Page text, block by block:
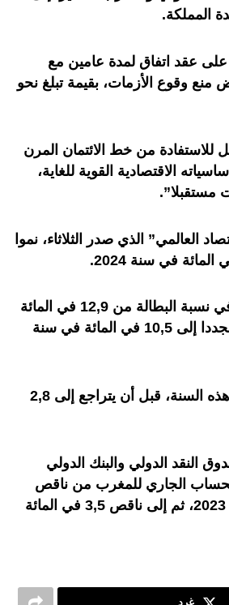
المملكة.
على عقد اتفاق لمدة عامين مع
وقوع الأزمات، بقيمة تبلغ نحو
من خط الائتمان المرن
الاقتصادیة القویة للغایة،
مستقبلا”.
العالمي” الذي صدر الثلاثاء، نموا
من جانب آخر، تتوقع مؤسسة “بريتون وودز” انخفاضا في نسبة البطالة من 12,9 في المائة
في 2022 إلى 11 في المائة هذا العام، قبل أن تتراجع مجددا إلى 10,5 في المائة في سنة
ومن المتوقع أن يصل التضخم إلى 4,6 في المائة خلال هذه السنة، قبل أن يتراجع إلى 2,8
النقد الدولي والبنك الدولي
الجاري للمغرب من ناقص
4,3 في المائة في 2022 إلى ناقص 3,7 في المائة خلال 2023، ثم إلى ناقص 3,5 في المائة
غرد